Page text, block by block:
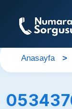
Anasayfa